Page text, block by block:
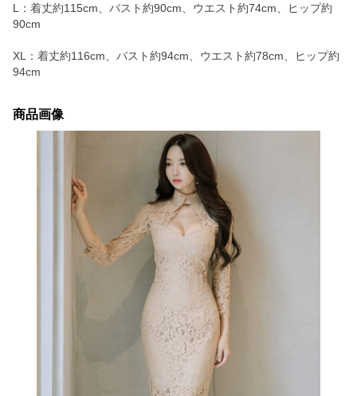
L：着丈約115cm、バスト約90cm、ウエスト約74cm、ヒップ約
90cm
XL：着丈約116cm、バスト約94cm、ウエスト約78cm、ヒップ約
94cm
商品画像